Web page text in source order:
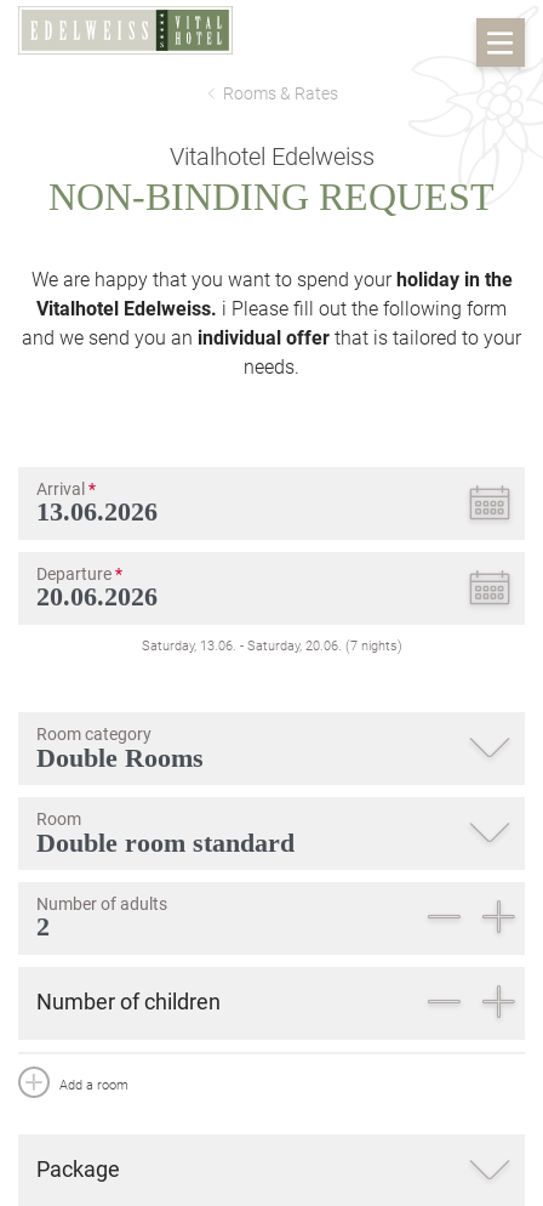
Rooms & Rates
Vitalhotel Edelweiss
NON-BINDING REQUEST
We are happy that you want to spend yourholiday in the
Vitalhotel Edelweiss. i Please fill out the following form
and we send you an individual offer that is tailored to your
needs.
Arrival *
Departure*
Saturday, 13.06. - Saturday, 20.06. (7 nights)
Room category
Room
Number of adults
Number of children
Add a room
Package